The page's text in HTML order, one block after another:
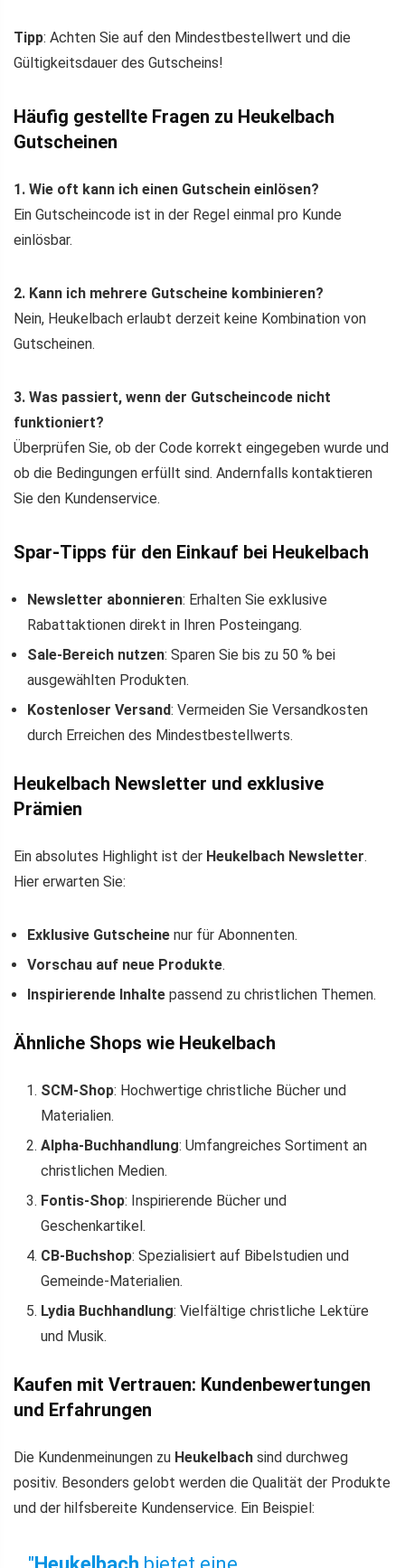
Tipp: Achten Sie auf den Mindestbestellwert und die
Gültigkeitsdauer des Gutscheins!
Häufig gestellte Fragen zu Heukelbach
Gutscheinen
1. Wie oft kann ich einen Gutschein einlösen?
Ein Gutscheincode ist in der Regel einmal pro Kunde
einlösbar.
2. Kann ich mehrere Gutscheine kombinieren?
Nein, Heukelbach erlaubt derzeit keine Kombination von
Gutscheinen.
3. Was passiert, wenn der Gutscheincode nicht
funktioniert?
Überprüfen Sie, ob der Code korrekt eingegeben wurde und
ob die Bedingungen erfüllt sind. Andernfalls kontaktieren
Sie den Kundenservice.
Spar-Tipps für den Einkauf bei Heukelbach
Newsletter abonnieren: Erhalten Sie exklusive
Rabattaktionen direkt in Ihren Posteingang.
Sale-Bereich nutzen: Sparen Sie bis zu 50 % bei
ausgewählten Produkten.
Kostenloser Versand: Vermeiden Sie Versandkosten
durch Erreichen des Mindestbestellwerts.
Heukelbach Newsletter und exklusive
Prämien
Ein absolutes Highlight ist der Heukelbach Newsletter.
Hier erwarten Sie:
Exklusive Gutscheine nur für Abonnenten.
Vorschau auf neue Produkte.
Inspirierende Inhalte passend zu christlichen Themen.
Ähnliche Shops wie Heukelbach
SCM-Shop: Hochwertige christliche Bücher und
Materialien.
Alpha-Buchhandlung: Umfangreiches Sortiment an
christlichen Medien.
Fontis-Shop: Inspirierende Bücher und
Geschenkartikel.
CB-Buchshop: Spezialisiert auf Bibelstudien und
Gemeinde-Materialien.
Lydia Buchhandlung: Vielfältige christliche Lektüre
und Musik.
Kaufen mit Vertrauen: Kundenbewertungen
und Erfahrungen
Die Kundenmeinungen zu Heukelbach sind durchweg
positiv. Besonders gelobt werden die Qualität der Produkte
und der hilfsbereite Kundenservice. Ein Beispiel: